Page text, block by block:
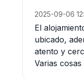
2025-09-06
El
ubicado,
atento y
Varias